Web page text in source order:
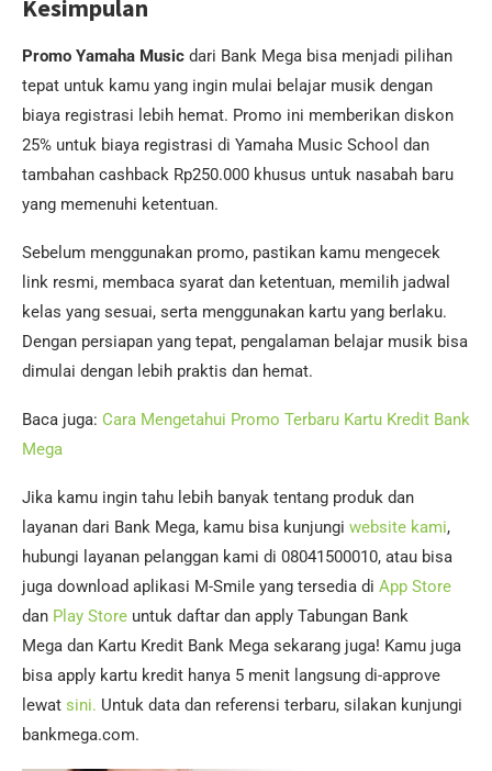
Kesimpulan
Promo Yamaha Music dari Bank Mega bisa menjadi pilihan
tepat untuk kamu yang ingin mulai belajar musik dengan
biaya registrasi lebih hemat. Promo ini memberikan diskon
25% untuk biaya registrasi di Yamaha Music School dan
tambahan cashback Rp250.000 khusus untuk nasabah baru
yang memenuhi ketentuan.
Sebelum menggunakan promo, pastikan kamu mengecek
link resmi, membaca syarat dan ketentuan, memilih jadwal
kelas yang sesuai, serta menggunakan kartu yang berlaku.
Dengan persiapan yang tepat, pengalaman belajar musik bisa
dimulai dengan lebih praktis dan hemat.
Baca juga: Cara Mengetahui Promo Terbaru Kartu Kredit Bank
Mega
Jika kamu ingin tahu lebih banyak tentang produk dan
layanan dari Bank Mega, kamu bisa kunjungi website kami,
hubungi layanan pelanggan kami di 08041500010, atau bisa
juga download aplikasi M-Smile yang tersedia di App Store
dan Play Store untuk daftar dan apply Tabungan Bank
Mega dan Kartu Kredit Bank Mega sekarang juga! Kamu juga
bisa apply kartu kredit hanya 5 menit langsung di-approve
lewat sini. Untuk data dan referensi terbaru, silakan kunjungi
bankmega.com.